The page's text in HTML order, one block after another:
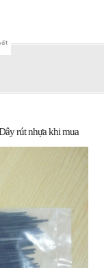
rút nhựa khi mua